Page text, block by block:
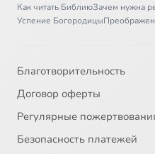
Как читать БиблиюЗачем нужна
Успение Богородицы
Благотворительность
Договор оферты
Регулярные
Безопасность платежей